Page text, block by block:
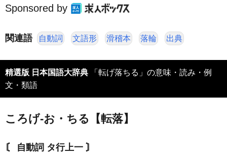
Sponsored by
関連語 自動詞 文語形 滑稽本 落輪 出典
精選版 日本国語大辞典 「転げ落ちる」の意味・読み・例
文・類語
ころげ‐お・ちる【転落】
〘 自動詞 タ行上一 〙